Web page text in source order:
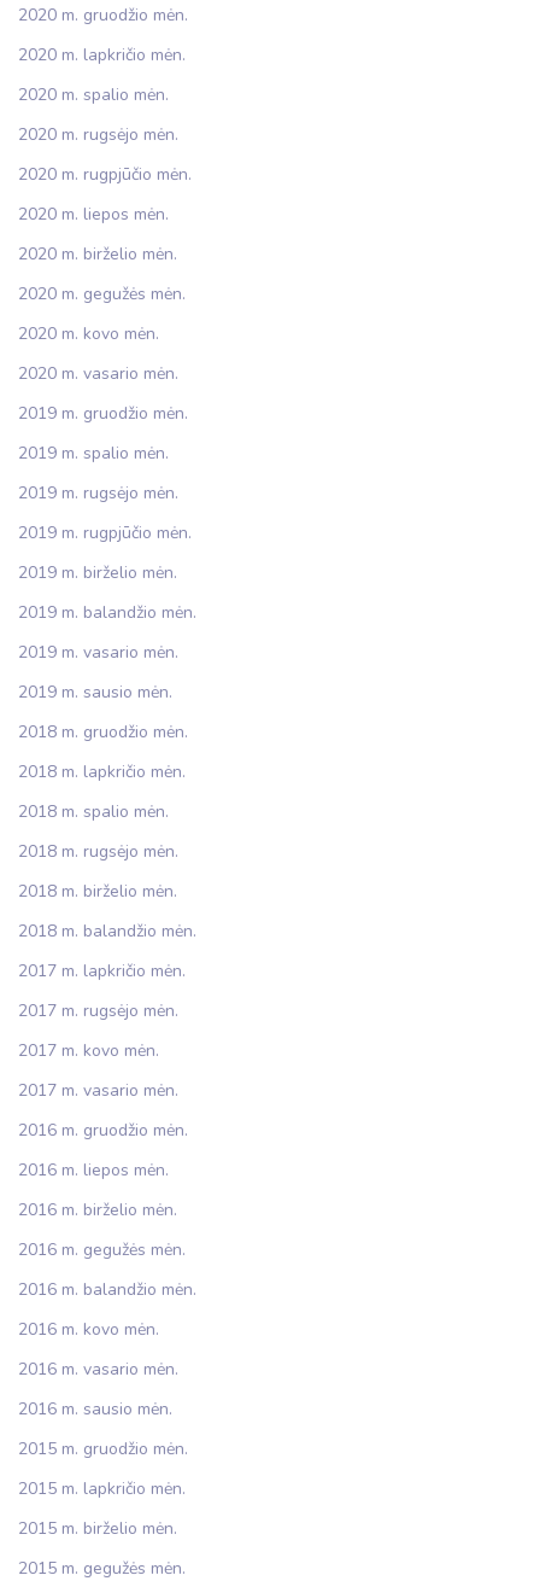
2020 m. gruodžio mėn.
2020 m. lapkričio mėn.
2020 m. spalio mėn.
2020 m. rugsėjo mėn.
2020 m. rugpjūčio mėn.
2020 m. liepos mėn.
2020 m. birželio mėn.
2020 m. gegužės mėn.
2020 m. kovo mėn.
2020 m. vasario mėn.
2019 m. gruodžio mėn.
2019 m. spalio mėn.
2019 m. rugsėjo mėn.
2019 m. rugpjūčio mėn.
2019 m. birželio mėn.
2019 m. balandžio mėn.
2019 m. vasario mėn.
2019 m. sausio mėn.
2018 m. gruodžio mėn.
2018 m. lapkričio mėn.
2018 m. spalio mėn.
2018 m. rugsėjo mėn.
2018 m. birželio mėn.
2018 m. balandžio mėn.
2017 m. lapkričio mėn.
2017 m. rugsėjo mėn.
2017 m. kovo mėn.
2017 m. vasario mėn.
2016 m. gruodžio mėn.
2016 m. liepos mėn.
2016 m. birželio mėn.
2016 m. gegužės mėn.
2016 m. balandžio mėn.
2016 m. kovo mėn.
2016 m. vasario mėn.
2016 m. sausio mėn.
2015 m. gruodžio mėn.
2015 m. lapkričio mėn.
2015 m. birželio mėn.
2015 m. gegužės mėn.